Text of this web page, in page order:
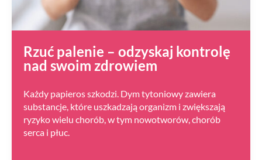
Rzuć palenie – odzyskaj kontrolę
nad swoim zdrowiem
Każdy papieros szkodzi. Dym tytoniowy zawiera
substancje, które uszkadzają organizm i zwiększają
ryzyko wielu chorób, w tym nowotworów, chorób
serca i płuc.